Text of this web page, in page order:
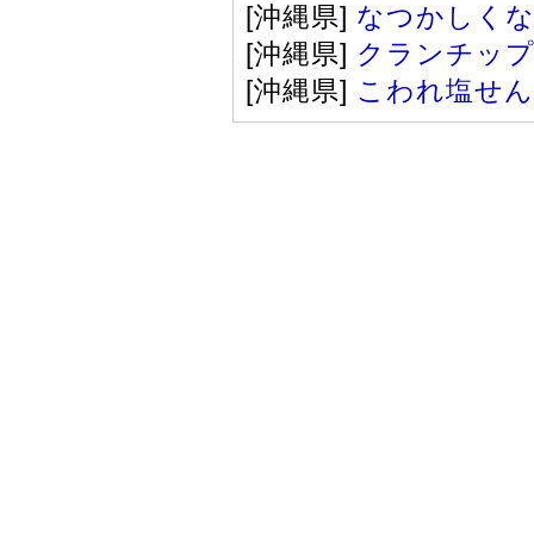
[沖縄県] なつかしく
[沖縄県] クランチッ
[沖縄県] こわれ塩せ